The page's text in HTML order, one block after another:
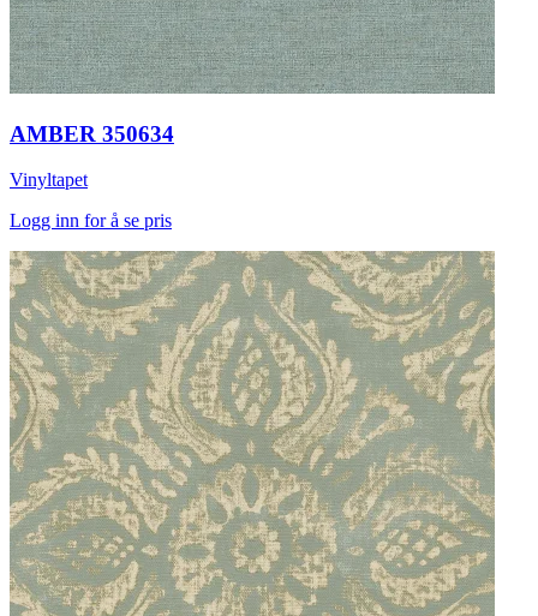
AMBER 350634
Vinyltapet
Logg inn for å se pris